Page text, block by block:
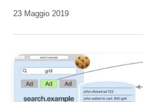
da
23 Maggio 2019